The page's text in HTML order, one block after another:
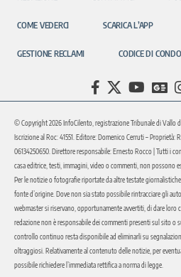
COME VEDERCI SCARICA L’APP
GESTIONE RECLAMI CODICE DI
© Copyright 2026 InfoCilento, registrazione Tribunale di Vallo
Iscrizione al Roc: 41551. Editore: Domenico Cerruti – Proprietà:
06134250650. Direttore responsabile: Ernesto Rocco | Tutti i
casa editrice, testi, immagini, video o commenti, non possono
Per le notizie o fotografie riportate da altre testate
fonte d’origine. Dove non sia stato possibile rintracciare gli
webmaster si riservano, opportunamente avvertiti, di dare loro
redazione non è responsabile dei commenti presenti sul sito o
controllo continuo resta disponibile ad eliminarli su
oltraggiosi. Relativamente al contenuto delle notizie, per
possibile richiedere l’immediata rettifica a norma di legge.